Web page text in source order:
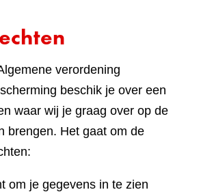
verordening
beschik je over een
waar wij je graag over op de
brengen. Het gaat om de
om je gegevens in te zien